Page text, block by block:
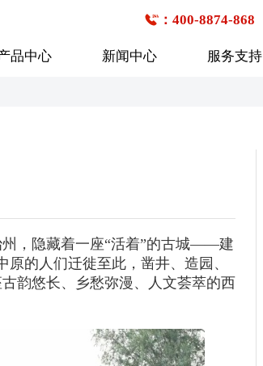
：400-8874-868
品中心
31-40座
41-50座
50座以上
31-40座
41-50座
50座以上
新闻中心
媒体报道
服务支持
服务网点查询
发展历程
，隐藏着一座“活着”的古城——建
的人们迁徙至此，凿井、造园、
韵悠长、乡愁弥漫、人文荟萃的西